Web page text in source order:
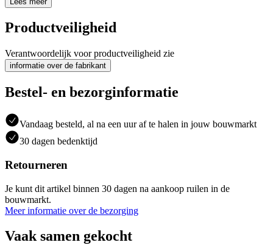
Productveiligheid
Verantwoordelijk voor productveiligheid zie
informatie over de fabrikant
Bestel- en bezorginformatie
Vandaag besteld, al na een uur af te halen in jouw bouwmarkt
30 dagen bedenktijd
Retourneren
Je kunt dit artikel binnen 30 dagen na aankoop ruilen in de
bouwmarkt.
Meer informatie over de bezorging
Vaak samen gekocht